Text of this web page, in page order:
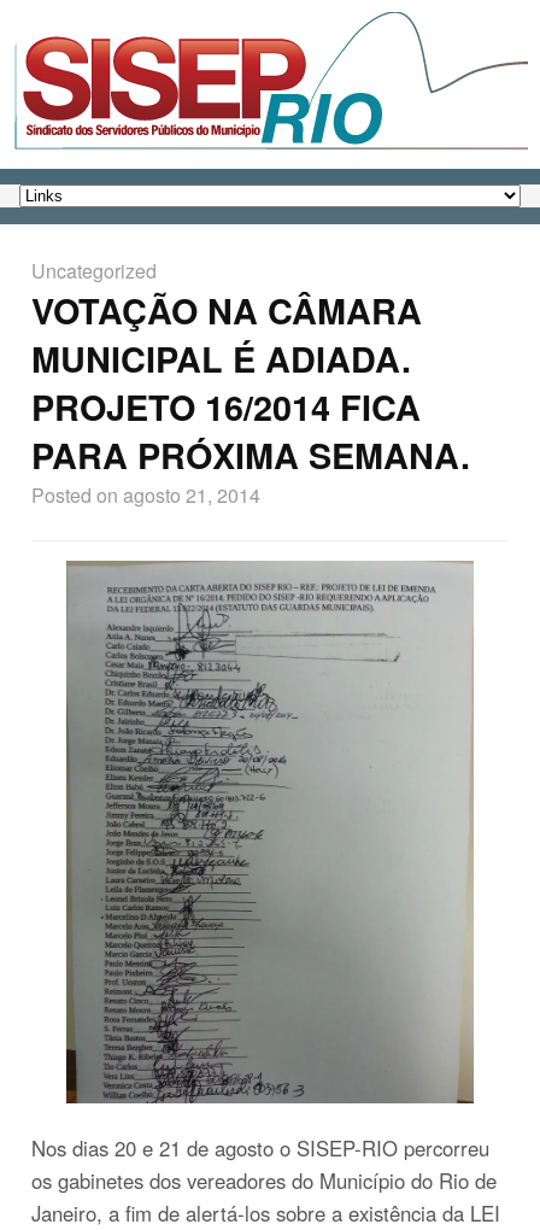
Uncategorized
VOTAÇÃO NA CÂMARA
MUNICIPAL É ADIADA.
PROJETO 16/2014 FICA
PARA PRÓXIMA SEMANA.
Posted on agosto 21, 2014
Nos dias 20 e 21 de agosto o SISEP-RIO percorreu
os gabinetes dos vereadores do Município do Rio de
Janeiro, a fim de alertá-los sobre a existência da LEI